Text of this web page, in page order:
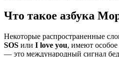
Что такое азбука
Некоторые распространенные
SOS или I love you, имеют
— это международный сигнал